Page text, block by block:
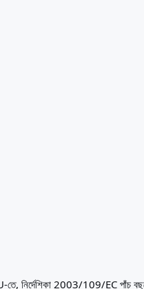
তে, নির্দেশিকা 2003/109/EC পাঁচ